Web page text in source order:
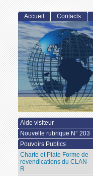
Accueil Contacts
Aide visiteur
Nouvelle rubrique N° 203
Pouvoirs Publics
Charte et Plate Forme de
revendications du CLAN-
R